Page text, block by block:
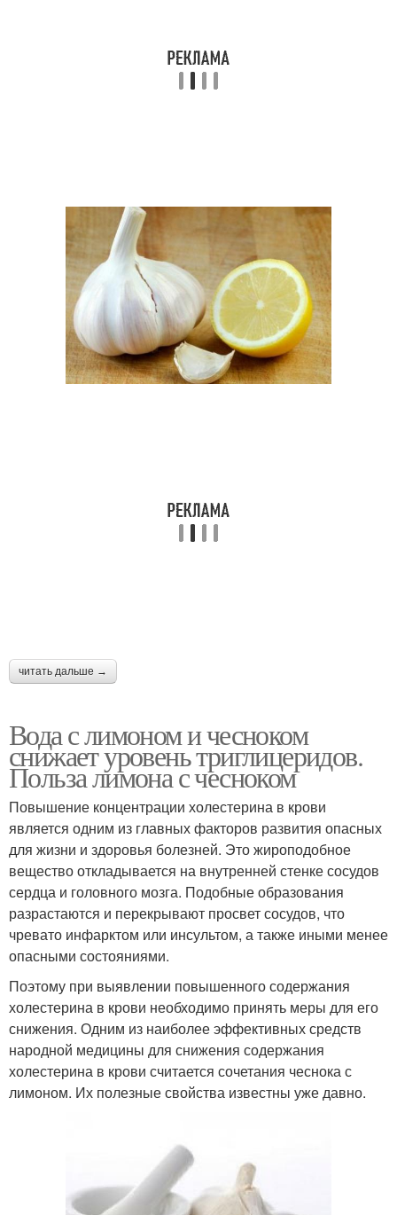
Настойки с чесноком
Вод с чесноком Лимон по утрам
Настойка из лимона Чеснок для чистки
давления
Чеснок для очистки
читать дальше →
Вода с лимоном и чесноком
снижает уровень триглицеридов.
Польза лимона с чесноком
Повышение концентрации холестерина в крови
является одним из главных факторов развития опасных
для жизни и здоровья болезней. Это жироподобное
вещество откладывается на внутренней стенке сосудов
сердца и головного мозга. Подобные образования
разрастаются и перекрывают просвет сосудов, что
чревато инфарктом или инсультом, а также иными менее
опасными состояниями.
Поэтому при выявлении повышенного содержания
холестерина в крови необходимо принять меры для его
снижения. Одним из наиболее эффективных средств
народной медицины для снижения содержания
холестерина в крови считается сочетания чеснока с
лимоном. Их полезные свойства известны уже давно.